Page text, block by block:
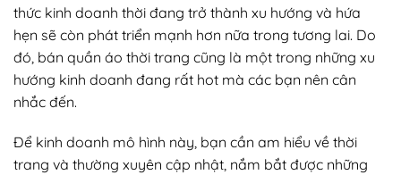
thức kinh doanh thời đang trở thành xu hướng và hứa
hẹn sẽ còn phát triển mạnh hơn nữa trong tương lai. Do
đó, bán quần áo thời trang cũng là một trong những xu
hướng kinh doanh đang rất hot mà các bạn nên cân
nhắc đến.
Để kinh doanh mô hình này, bạn cần am hiểu về thời
trang và thường xuyên cập nhật, nắm bắt được những